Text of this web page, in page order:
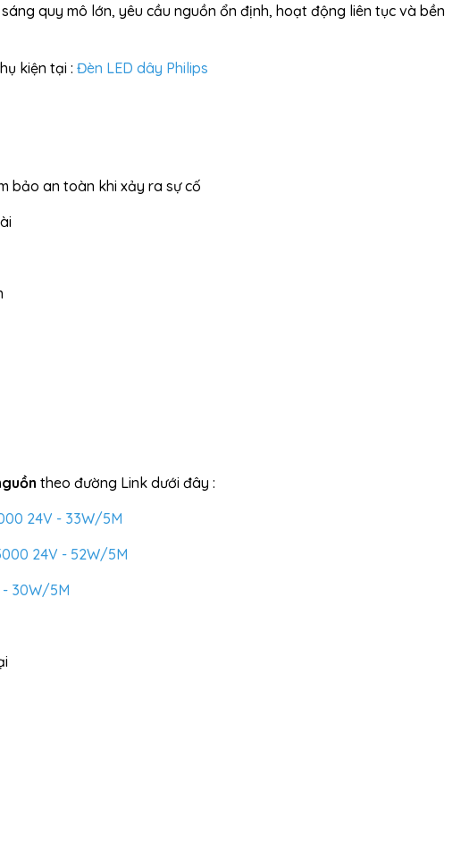
quy mô lớn, yêu cầu nguồn ổn định, hoạt động liên tục và bền
kiện tại : Đèn LED dây Philips
bảo an toàn khi xảy ra sự cố
theo đường Link dưới đây :
24V - 33W/5M
24V - 52W/5M
- 30W/5M